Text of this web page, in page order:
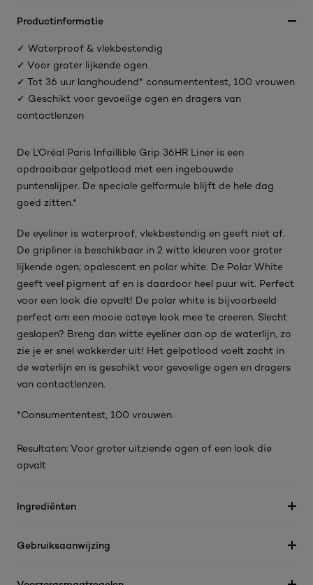
Productinformatie
✓ Waterproof & vlekbestendig
✓ Voor groter lijkende ogen
✓ Tot 36 uur langhoudend* consumententest, 100 vrouwen
✓ Geschikt voor gevoelige ogen en dragers van
contactlenzen
De L'Oréal Paris Infaillible Grip 36HR Liner is een
opdraaibaar gelpotlood met een ingebouwde
puntenslijper. De speciale gelformule blijft de hele dag
goed zitten.*
De eyeliner is waterproof, vlekbestendig en geeft niet af.
De gripliner is beschikbaar in 2 witte kleuren voor groter
lijkende ogen; opalescent en polar white. De Polar White
geeft veel pigment af en is daardoor heel puur wit. Perfect
voor een look die opvalt! De polar white is bijvoorbeeld
perfect om een mooie cateye look mee te creeren. Slecht
geslapen? Breng dan witte eyeliner aan op de waterlijn, zo
zie je er snel wakkerder uit! Het gelpotlood voelt zacht in
de waterlijn en is geschikt voor gevoelige ogen en dragers
van contactlenzen.
*Consumententest, 100 vrouwen.
Resultaten: Voor groter uitziende ogen of een look die
opvalt
Ingrediënten
Gebruiksaanwijzing